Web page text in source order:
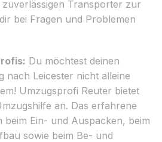
Transporter zur
bei Fragen und Problemen
Du möchtest deinen
nach Leicester nicht alleine
Umzugsprofi Reuter bietet
an. Das erfahrene
beim Ein- und Auspacken, beim
sowie beim Be- und